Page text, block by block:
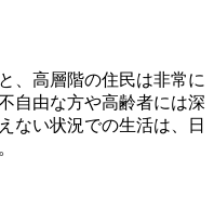
、高層階の住民は非常に
自由な方や高齢者には深
ない状況での生活は、日